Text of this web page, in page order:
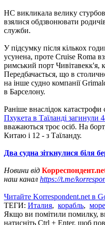
НС викликала велику
взялися обдзвонювати
служби.
У підсумку після кількох
усунена, проте Cruise Roma
римський порт Чивітавекк'я,
Передбачається, що в
на інше судно компанії
в Барселону.
Раніше внаслідок
Пхукета в Таїланді загинули
вважаються троє осіб. На
Китаю і 12 - з Таїланду.
Два судна зіткнулися біля
Новини від
наш канал https://t.me/
Читайте Korrespondent.net в
ТЕГИ: Италия, корабль, море
Якщо ви помітили помилку,
натисніть Ctrl + Enter, щоб